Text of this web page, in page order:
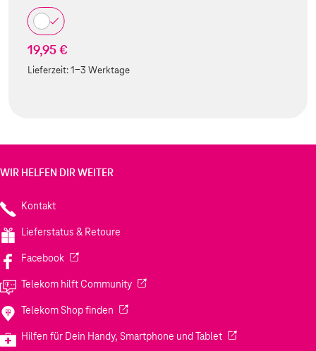
19,95 €
Lieferzeit:1-3 Werktage
WIR HELFEN DIR WEITER
Kontakt
Lieferstatus & Retoure
Facebook(Wird in einem neuen Tab geöffnet)
Telekom hilft Community(Wird in einem neuen Tab geöffnet)
Telekom Shop finden (Wird in einem neuen Tab geöffnet)
Hilfen für Dein Handy, Smartphone und Tablet(Wird in einem